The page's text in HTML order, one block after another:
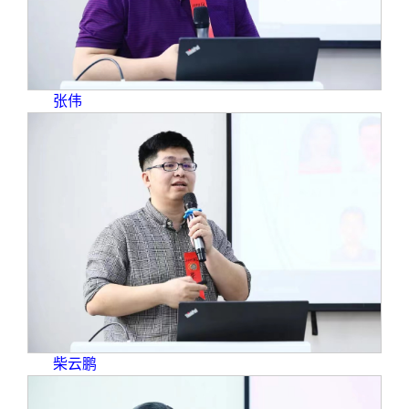
张伟
柴云鹏